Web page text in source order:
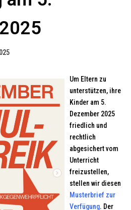
Um Eltern zu
unterstützen, ihre
Kinder am 5.
Dezember 2025
friedlich und
rechtlich
abgesichert vom
Unterricht
freizustellen,
stellen wir diesen
Musterbrief zur
Verfügung. Der